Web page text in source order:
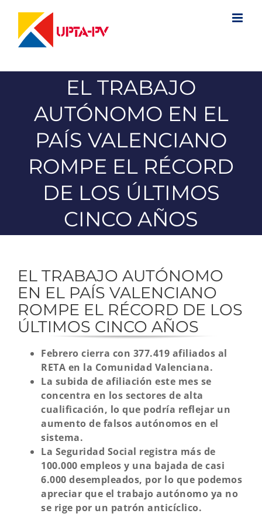
contenido
EL TRABAJO
AUTÓNOMO EN EL
PAÍS VALENCIANO
ROMPE EL RÉCORD
DE LOS ÚLTIMOS
CINCO AÑOS
EL TRABAJO AUTÓNOMO
EN EL PAÍS VALENCIANO
ROMPE EL RÉCORD DE LOS
ÚLTIMOS CINCO AÑOS
Febrero cierra con 377.419 afiliados al
RETA en la Comunidad Valenciana.
La subida de afiliación este mes se
concentra en los sectores de alta
cualificación, lo que podría reflejar un
aumento de falsos autónomos en el
sistema.
La Seguridad Social registra más de
100.000 empleos y una bajada de casi
6.000 desempleados, por lo que podemos
apreciar que el trabajo autónomo ya no
se rige por un patrón anticíclico.